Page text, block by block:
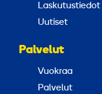
Laskutustiedot
Uutiset
Palvelut
Vuokraa
Palvelut